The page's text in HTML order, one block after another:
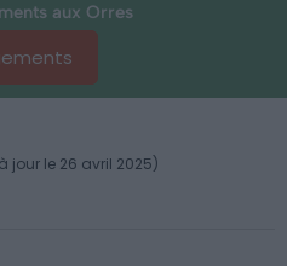
aux Orres
jour le 26 avril 2025)